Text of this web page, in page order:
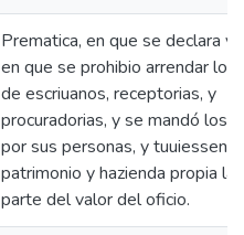
Prematica, en que se declara y
en que se prohibio arrendar los
de escriuanos, receptorias, y
procuradorias, y se mandó los
por sus personas, y tuuiessen
patrimonio y hazienda propia la
parte del valor del oficio.